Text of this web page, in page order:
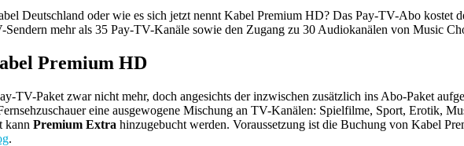
Deutschland oder wie es sich jetzt nennt Kabel Premium HD? Das Pay-TV-Abo kostet
Sendern mehr als 35 Pay-TV-Kanäle sowie den Zugang zu 30 Audiokanälen von Music
Premium HD
TV-Paket zwar nicht mehr, doch angesichts der inzwischen zusätzlich ins Abo-Paket
eine ausgewogene Mischung an TV-Kanälen: Spielfilme, Sport, Erotik,
kann Premium Extra hinzugebucht werden. Voraussetzung ist die Buchung von Kabel
.